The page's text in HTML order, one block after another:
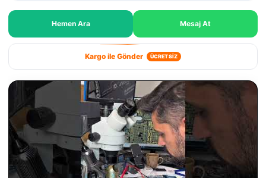
Hemen Ara Mesaj At
Kargo ile Gönder ÜCRETSİZ